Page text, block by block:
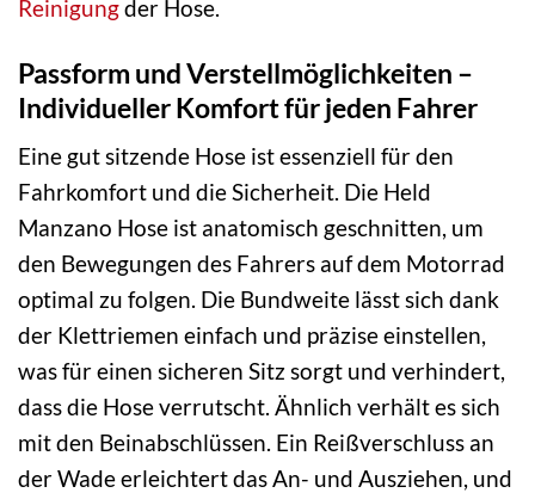
Reinigungder Hose.
Passform und Verstellmöglichkeiten –
Individueller Komfort für jeden Fahrer
Eine gut sitzende Hose ist essenziell für den
Fahrkomfort und die Sicherheit. Die Held
Manzano Hose ist anatomisch geschnitten, um
den Bewegungen des Fahrers auf dem Motorrad
optimal zu folgen. Die Bundweite lässt sich dank
der Klettriemen einfach und präzise einstellen,
was für einen sicheren Sitz sorgt und verhindert,
dass die Hose verrutscht. Ähnlich verhält es sich
mit den Beinabschlüssen. Ein Reißverschluss an
der Wade erleichtert das An- und Ausziehen, und